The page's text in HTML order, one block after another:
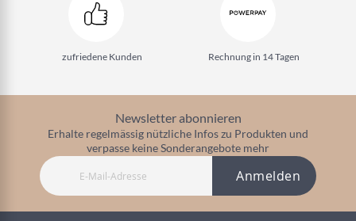
zufriedene Kunden Rechnung in 14 Tagen
Newsletter abonnieren
Erhalte regelmässig nützliche Infos zu Produkten und
verpasse keine Sonderangebote mehr
Anmelden